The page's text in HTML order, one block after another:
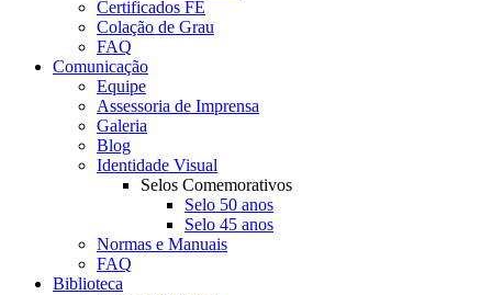
Certificados FE
Colação de Grau
FAQ
Comunicação
Equipe
Assessoria de Imprensa
Galeria
Blog
Identidade Visual
Selos Comemorativos
Selo 50 anos
Selo 45 anos
Normas e Manuais
FAQ
Biblioteca